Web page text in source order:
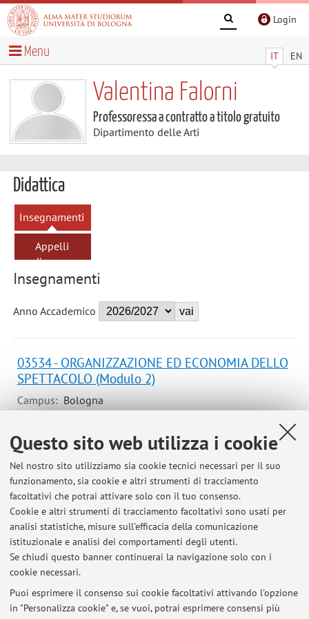
Questo sito web utilizza i cookie
Nel nostro sito utilizziamo sia cookie tecnici necessari per il suo
funzionamento, sia cookie e altri strumenti di tracciamento
facoltativi che potrai attivare solo con il tuo consenso.
Cookie e altri strumenti di tracciamento facoltativi sono usati per
analisi statistiche, misure sull'efficacia della comunicazione
istituzionale e analisi dei comportamenti degli utenti.
Se chiudi questo banner continuerai la navigazione solo con i
cookie necessari.
Puoi esprimere il consenso sui cookie facoltativi attivando l'opzione
in "Personalizza cookie" e, se vuoi, potrai esprimere consensi più
Login
IT EN
Menu
Valentina Falorni
Professoressa a contratto a titolo gratuito
Dipartimento delle Arti
Didattica
Insegnamenti
Appelli
d'esame
Insegnamenti
Anno Accademico
03534 - ORGANIZZAZIONE ED ECONOMIA DELLO
SPETTACOLO (Modulo 2)
Campus: Bologna
musica e dello spettacolo
musica e dello spettacolo
Periodo delle lezioni: dal 31 marzo 2027 al 11 maggio
2027
Orario delle lezioni